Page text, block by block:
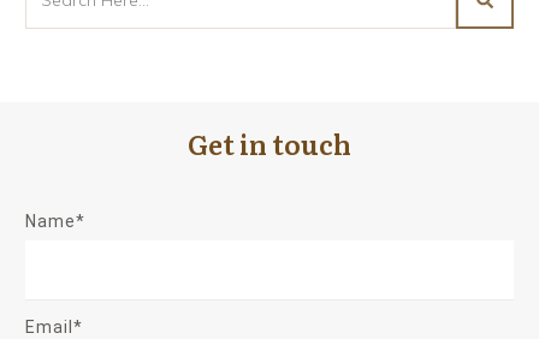
Get in touch
Name*
Email*